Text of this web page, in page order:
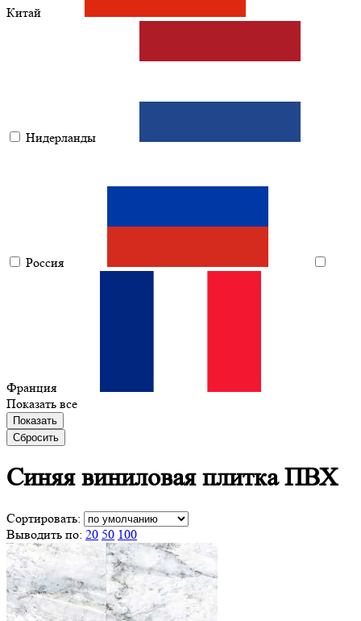
Китай
Нидерланды
Россия
Франция
Показать все
Показать
Сбросить
Синяя виниловаяплитка ПВХ
Сортировать:
Выводить по: 20 50 100